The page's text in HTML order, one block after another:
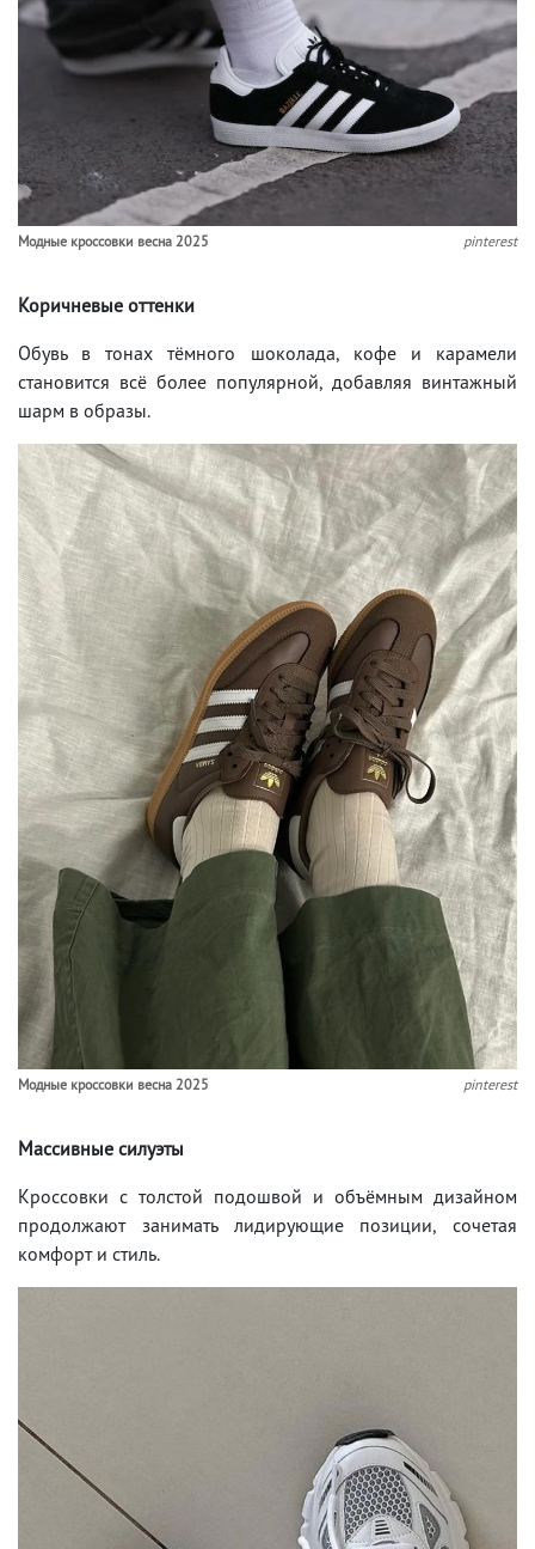
Модные кроссовки весна 2025 pinterest
Коричневые оттенки
Обувь в тонах тёмного шоколада, кофе и карамели
становится всё более популярной, добавляя винтажный
шарм в образы.
Модные кроссовки весна 2025 pinterest
Массивные силуэты
Кроссовки с толстой подошвой и объёмным дизайном
продолжают занимать лидирующие позиции, сочетая
комфорт и стиль.